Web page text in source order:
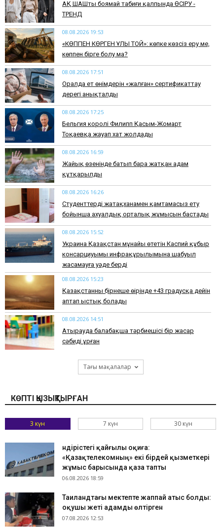
АҚ ШАШты боямай табиғи қалпында ӨСІРУ -
ТРЕНД
08.08.2026 19:53
​«КӨППЕН КӨРГЕН ҰЛЫ ТОЙ»: көпке көзсіз еру ме,
көппен бірге болу ма?
08.08.2026 17:51
Оралда ет өнімдерін «жалған» сертификаттау
дерегі анықталды
08.08.2026 17:25
Бельгия королі Филипп Қасым-Жомарт
Тоқаевқа жауап хат жолдады
08.08.2026 16:59
Жайық өзенінде батып бара жатқан адам
құтқарылды
08.08.2026 16:26
Студенттерді жатақханамен қамтамасыз ету
бойынша ахуалдық орталық жұмысын бастады
08.08.2026 15:52
Украина Қазақстан мұнайы өтетін Каспий құбыр
консарциуымы инфрақұрылымына шабуыл
жасамауға уәде берді
08.08.2026 15:23
Қазақстанның бірнеше өңірінде +43 градусқа дейін
аптап ыстық болады
08.08.2026 14:51
Атырауда балабақша тәрбиешісі бір жасар
сәбиді ұрған
Тағы мақалалар
КӨПТІ ҚЫЗЫҚТЫРҒАН
3 күн 7 күн 30 күн
Өндірістегі қайғылы оқиға:
«Қазақтелекомның» екі бірдей қызметкері
жұмыс барысында қаза тапты
06.08.2026 18:59
Таиландтағы мектепте жаппай атыс болды:
оқушы жеті адамды өлтірген
07.08.2026 12:53